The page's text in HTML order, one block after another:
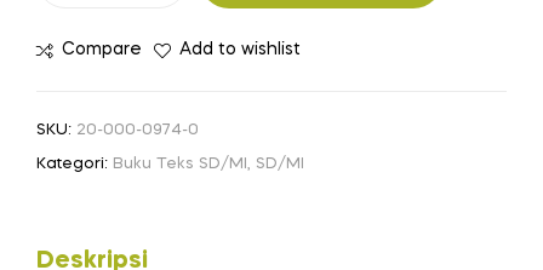
Belajar:
Compare Add to wishlist
SKU: 20-000-0974-0
Kategori: Buku Teks SD/MI , SD/MI
Deskripsi